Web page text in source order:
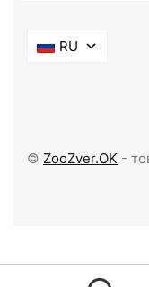
RU
© ZooZver.OK -